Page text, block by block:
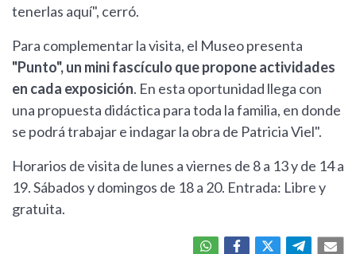
tenerlas aquí", cerró.
Para complementar la visita, el Museo presenta
"Punto", un mini fascículo que propone actividades
en cada exposición. En esta oportunidad llega con
una propuesta didáctica para toda la familia, en donde
se podrá trabajar e indagar la obra de Patricia Viel".
Horarios de visita de lunes a viernes de 8 a 13 y de 14 a
19. Sábados y domingos de 18 a 20. Entrada: Libre y
gratuita.